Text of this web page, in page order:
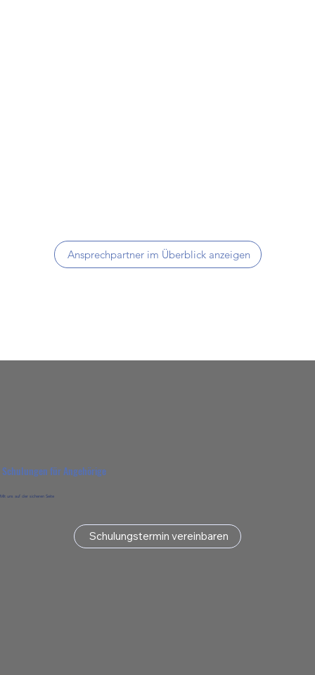
Ansprechpartner im Überblick anzeigen
Schulungen für Angehörige
Mit uns auf der sicheren Seite
Schulungstermin vereinbaren